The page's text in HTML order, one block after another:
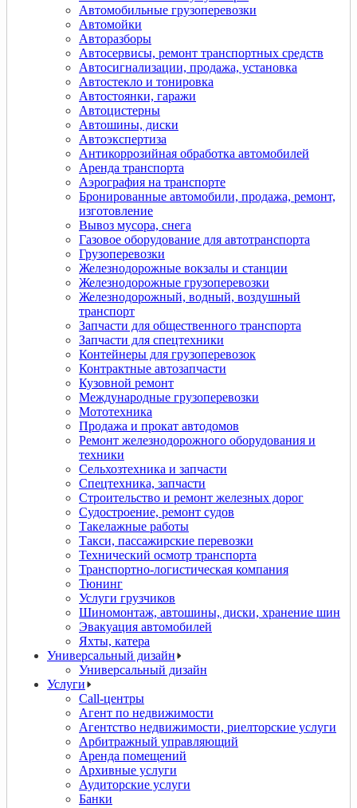
Автомобильные грузоперевозки
Автомойки
Авторазборы
Автосервисы, ремонт транспортных средств
Автосигнализации, продажа, установка
Автостекло и тонировка
Автостоянки, гаражи
Автоцистерны
Автошины, диски
Автоэкспертиза
Антикоррозийная обработка автомобилей
Аренда транспорта
Аэрография на транспорте
Бронированные автомобили, продажа, ремонт,
изготовление
Вывоз мусора, снега
Газовое оборудование для автотранспорта
Грузоперевозки
Железнодорожные вокзалы и станции
Железнодорожные грузоперевозки
Железнодорожный, водный, воздушный
транспорт
Запчасти для общественного транспорта
Запчасти для спецтехники
Контейнеры для грузоперевозок
Контрактные автозапчасти
Кузовной ремонт
Международные грузоперевозки
Мототехника
Продажа и прокат автодомов
Ремонт железнодорожного оборудования и
техники
Сельхозтехника и запчасти
Спецтехника, запчасти
Строительство и ремонт железных дорог
Судостроение, ремонт судов
Такелажные работы
Такси, пассажирские перевозки
Технический осмотр транспорта
Транспортно-логистическая компания
Тюнинг
Услуги грузчиков
Шиномонтаж, автошины, диски, хранение шин
Эвакуация автомобилей
Яхты, катера
Универсальный дизайн
Универсальный дизайн
Услуги
Call-центры
Агент по недвижимости
Агентство недвижимости, риелторские услуги
Арбитражный управляющий
Аренда помещений
Архивные услуги
Аудиторские услуги
Банки